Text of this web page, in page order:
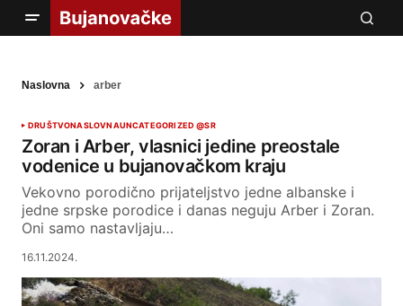
Naslovna arber
DRUŠTVONASLOVNAUNCATEGORIZED @SR
Zoran i Arber, vlasnici jedine preostale
vodenice u bujanovačkom kraju
Vekovno porodično prijateljstvo jedne albanske i
jedne srpske porodice i danas neguju Arber i Zoran.
Oni samo nastavljaju…
16.11.2024.